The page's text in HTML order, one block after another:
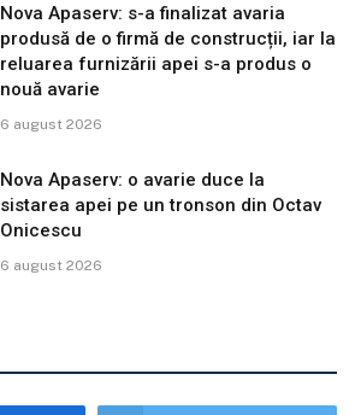
Nova Apaserv: s-a finalizat avaria
produsă de o firmă de construcții, iar la
reluarea furnizării apei s-a produs o
nouă avarie
6 august 2026
Nova Apaserv: o avarie duce la
sistarea apei pe un tronson din Octav
Onicescu
6 august 2026